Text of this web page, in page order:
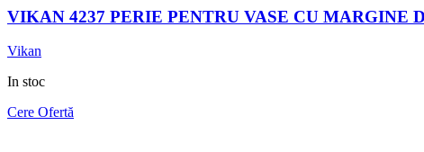
VIKAN 4237 PERIE PENTRU VASE CU MARGINE
Vikan
In stoc
Cere Ofertă